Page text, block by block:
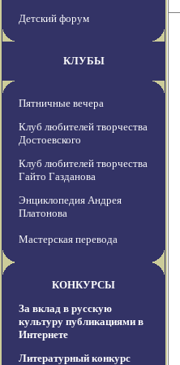
Детский форум
КЛУБЫ
Пятничные вечера
Клуб любителей творчества
Достоевского
Клуб любителей творчества
Гайто Газданова
Энциклопедия Андрея
Платонова
Мастерская перевода
КОНКУРСЫ
За вклад в русскую
культуру публикациями в
Интернете
Литературный конкурс